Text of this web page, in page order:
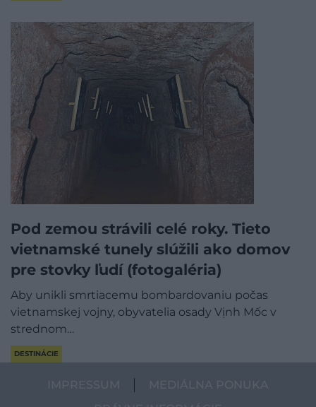
Pod zemou strávili celé roky. Tieto
vietnamské tunely slúžili ako domov
pre stovky ľudí (fotogaléria)
Aby unikli smrtiacemu bombardovaniu počas
vietnamskej vojny, obyvatelia osady Vịnh Mốc v
strednom…
DESTINÁCIE